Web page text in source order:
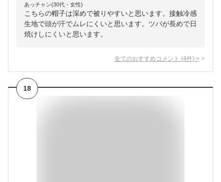
あっチャン(30代・女性)
こちらの帽子は深めで被りやすいと思います。接触冷感
生地で頭が汗でムレにくいと思います。ツバが長めで日
焼けしにくいと思います。
全てのおすすめコメント (4件) >
18